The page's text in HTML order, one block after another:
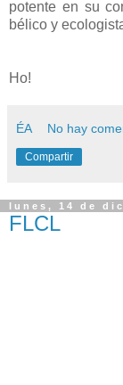
potente en su
bélico y
Ho!
ÉA No hay
Compartir
lunes, 14 de
FLCL